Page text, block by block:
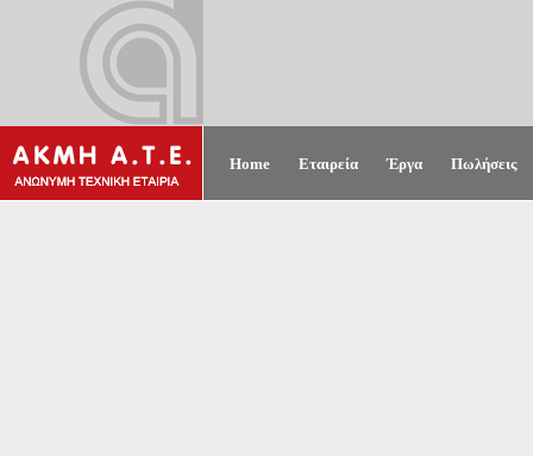
Home Εταιρεία Έργα Πωλήσεις